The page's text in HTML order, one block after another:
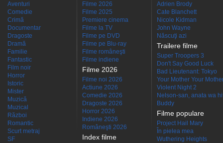
Aventuri
Comedie
Crimă
Documentar
Dragoste
Dramă
Familie
Fantastic
Film noir
Horror
Istoric
Mister
Muzică
Muzical
Război
Romantic
Scurt metraj
SF
Filme 2026
Filme 2025
Premiere cinema
Filme la TV
Filme pe DVD
Filme pe Blu-ray
Filme româneşti
Filme indiene
Filme 2026
Filme noi 2026
Actiune 2026
Comedie 2026
Dragoste 2026
Horror 2026
Indiene 2026
Româneşti 2026
Index filme
Adrien Brody
Cate Blanchett
Nicole Kidman
John Wayne
Născuţi azi
Trailere filme
Super Troopers 3
Don't Say Good Luck
Bad Lieutenant: Tokyo
Your Mother Your
Violent Night 2
Nelson-san, anata wa
Buddy
Filme populare
Project Hail Mary
În pielea mea
Wuthering Heights